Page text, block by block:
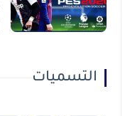
التسميات